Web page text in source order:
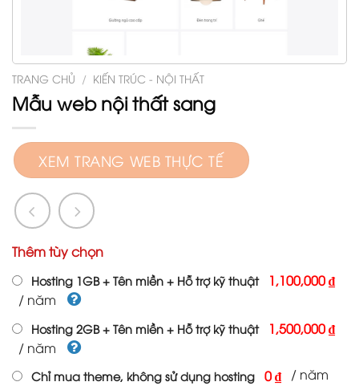
TRANG CHỦ / KIẾN TRÚC - NỘI THẤT
Mẫu web nội thất sang
XEM TRANG WEB THỰC TẾ
Thêm tùy chọn
Hosting 1GB + Tên miền + Hỗ trợ kỹ thuật
1,100,000 ₫
/ năm
Hosting 2GB + Tên miền + Hỗ trợ kỹ thuật
1,500,000 ₫
/ năm
Chỉ mua theme, không sử dụng hosting 0 ₫ / năm